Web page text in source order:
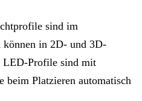
sind im
in 2D- und 3D-
LED-Profile sind mit
beim Platzieren automatisch